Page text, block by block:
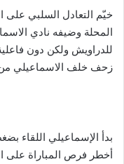
خيّم التعادل السلبي على
المحلة وضيفه نادي
للدراويش ولكن دون
زحف خلف الاسماعيلي من
بدأ الإسماعيلي اللقاء
أخطر فرص المباراة على